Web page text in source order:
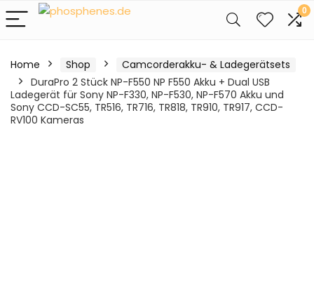
0
Home Shop
Camcorderakku- & Ladegerätsets
DuraPro 2 Stück NP-F550 NP F550 Akku + Dual USB
Ladegerät für Sony NP-F330, NP-F530, NP-F570 Akku und
Sony CCD-SC55, TR516, TR716, TR818, TR910, TR917, CCD-
RV100 Kameras